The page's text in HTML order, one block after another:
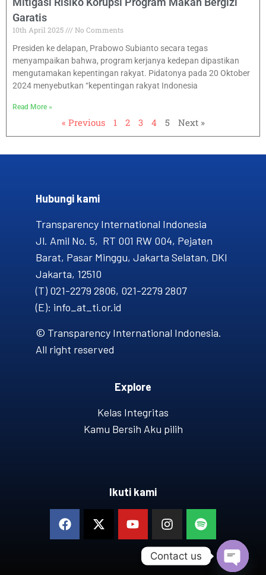
Garatis
10th April 2025
No Comments
Presiden ke delapan, Prabowo Subianto secara tegas
menyampaikan bahwa, program kerjanya kedepan dipastikan
mengutamakan kepentingan rakyat. Pidatonya pada 20 Oktober
2024 menyebutkan “kepentingan rakyat Indonesia
Read More »
« Previous 1 2 3 4 5 Next »
Hubungi kami​
Transparency International Indonesia
Jl. Amil No. 5, RT 001 RW 004, Pejaten
Barat, Pasar Minggu, Jakarta Selatan, DKI
Jakarta, 12510
(T) 021-2279 2806, 021-2279 2807
(E): info_at_ti.or.id
© Transparency International Indonesia.
All right reserved
Explore
Kelas Integritas
Kamu Bersih Aku pilih
Ikuti kami
Contact us